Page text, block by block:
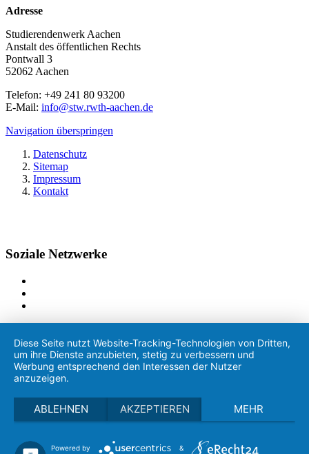
Adresse
Studierendenwerk Aachen
Anstalt des öffentlichen Rechts
Pontwall 3
52062 Aachen
Telefon: +49 241 80 93200
E-Mail: info@stw.rwth-aachen.de
Navigation überspringen
Datenschutz
Sitemap
Impressum
Kontakt
Soziale Netzwerke
Diese Seite nutzt Website-Tracking-Technologien von Dritten,
um ihre Dienste anzubieten, stetig zu verbessern und
Werbung entsprechend den Interessen der Nutzer
anzuzeigen.
ABLEHNEN AKZEPTIEREN MEHR
Powered by &